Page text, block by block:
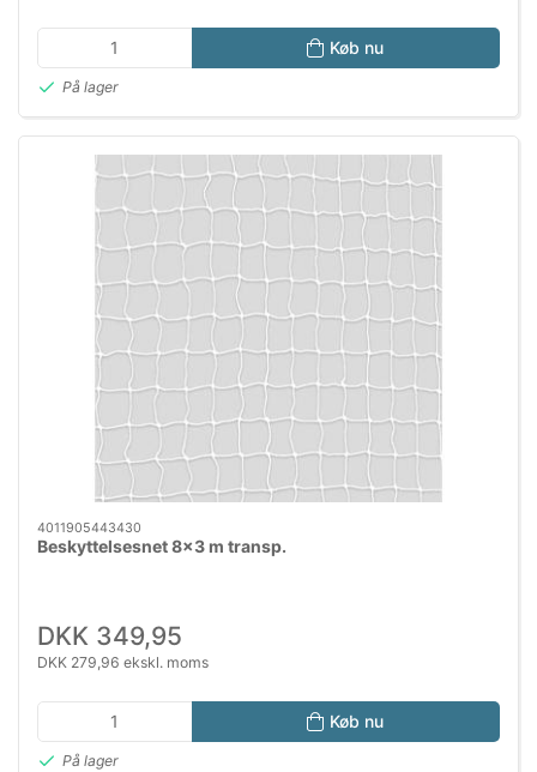
Køb nu
På lager
4011905443430
Beskyttelsesnet 8x3 m transp.
DKK 349,95
DKK 279,96 ekskl. moms
Køb nu
På lager